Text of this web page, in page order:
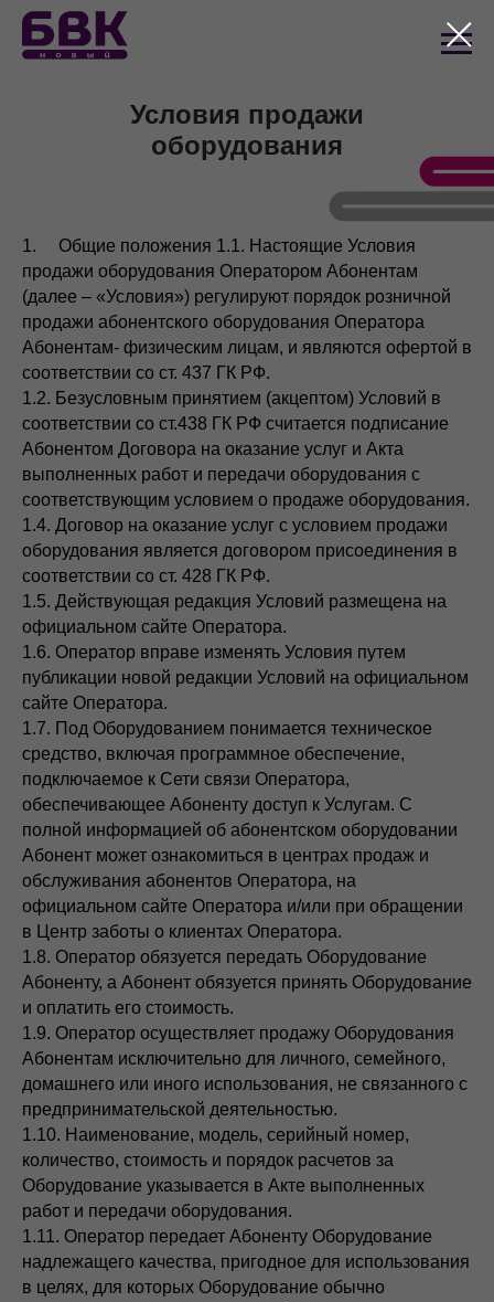
Условия продажи
оборудования
1. Общие положения 1.1. Настоящие Условия
продажи оборудования Оператором Абонентам
(далее – «Условия») регулируют порядок розничной
продажи абонентского оборудования Оператора
Абонентам- физическим лицам, и являются офертой в
соответствии со ст. 437 ГК РФ.
1.2. Безусловным принятием (акцептом) Условий в
соответствии со ст.438 ГК РФ считается подписание
Абонентом Договора на оказание услуг и Акта
выполненных работ и передачи оборудования с
соответствующим условием о продаже оборудования.
1.4. Договор на оказание услуг с условием продажи
оборудования является договором присоединения в
соответствии со ст. 428 ГК РФ.
1.5. Действующая редакция Условий размещена на
официальном сайте Оператора.
1.6. Оператор вправе изменять Условия путем
публикации новой редакции Условий на официальном
сайте Оператора.
1.7. Под Оборудованием понимается техническое
средство, включая программное обеспечение,
подключаемое к Сети связи Оператора,
обеспечивающее Абоненту доступ к Услугам. С
полной информацией об абонентском оборудовании
Абонент может ознакомиться в центрах продаж и
обслуживания абонентов Оператора, на
официальном сайте Оператора и/или при обращении
в Центр заботы о клиентах Оператора.
1.8. Оператор обязуется передать Оборудование
Абоненту, а Абонент обязуется принять Оборудование
и оплатить его стоимость.
1.9. Оператор осуществляет продажу Оборудования
Абонентам исключительно для личного, семейного,
домашнего или иного использования, не связанного с
предпринимательской деятельностью.
1.10. Наименование, модель, серийный номер,
количество, стоимость и порядок расчетов за
Оборудование указывается в Акте выполненных
работ и передачи оборудования.
1.11. Оператор передает Абоненту Оборудование
надлежащего качества, пригодное для использования
в целях, для которых Оборудование обычно